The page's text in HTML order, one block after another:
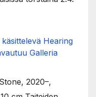
Hearing
Galleria
2020–,